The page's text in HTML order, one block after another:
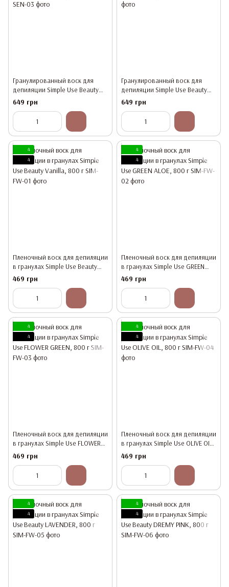
Гранулированный воск для
депиляции Simple Use Beauty
ROSEBUD F-BODY, 800 г
649 грн
Гранулированный воск для
депиляции Simple Use Beauty
SEA BREEZE, 800 г
649 грн
4
4
Пленочный воск для депиляции
в гранулах Simple Use Beauty
Vanilla, 800 г
469 грн
4
4
Пленочный воск для депиляции
в гранулах Simple Use GREEN
ALOE, 800 г
469 грн
4
4
Пленочный воск для депиляции
в гранулах Simple Use FLOWER
GREEN, 800 г
469 грн
4
4
Пленочный воск для депиляции
в гранулах Simple Use OLIVE OIL,
800 г
469 грн
4
4
4
4